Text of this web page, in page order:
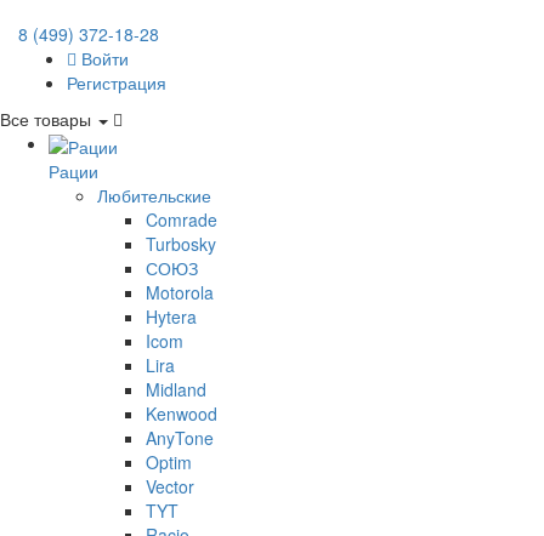
8 (499) 372-18-28
Войти
Регистрация
Все товары
Рации
Любительские
Comrade
Turbosky
СОЮЗ
Motorola
Hytera
Icom
Lira
Midland
Kenwood
AnyTone
Optim
Vector
TYT